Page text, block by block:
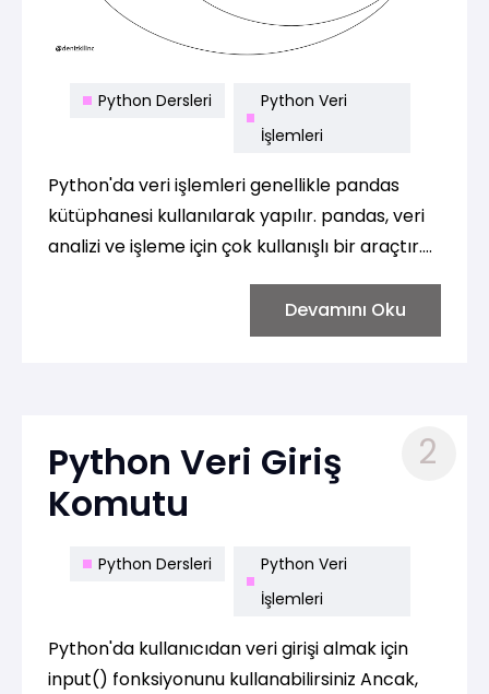
Python Dersleri
Python Veri
İşlemleri
Python'da veri işlemleri genellikle pandas
kütüphanesi kullanılarak yapılır. pandas, veri
analizi ve işleme için çok kullanışlı bir araçtır.
Devamını Oku
Python Veri Giriş
Komutu
2
Python Dersleri
Python Veri
İşlemleri
Python'da kullanıcıdan veri girişi almak için
input() fonksiyonunu kullanabilirsiniz Ancak,